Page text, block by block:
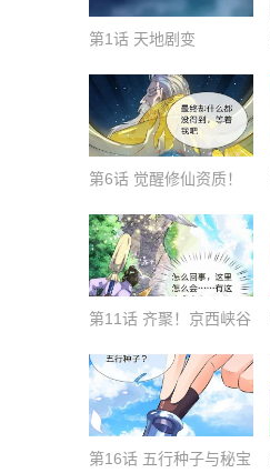
第1话 天地剧变
第6话 觉醒修仙资质！
第11话 齐聚！京西峡谷
第16话 五行种子与秘宝